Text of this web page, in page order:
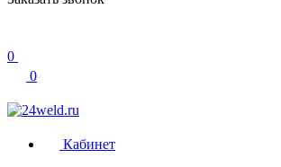
0
0
Кабинет